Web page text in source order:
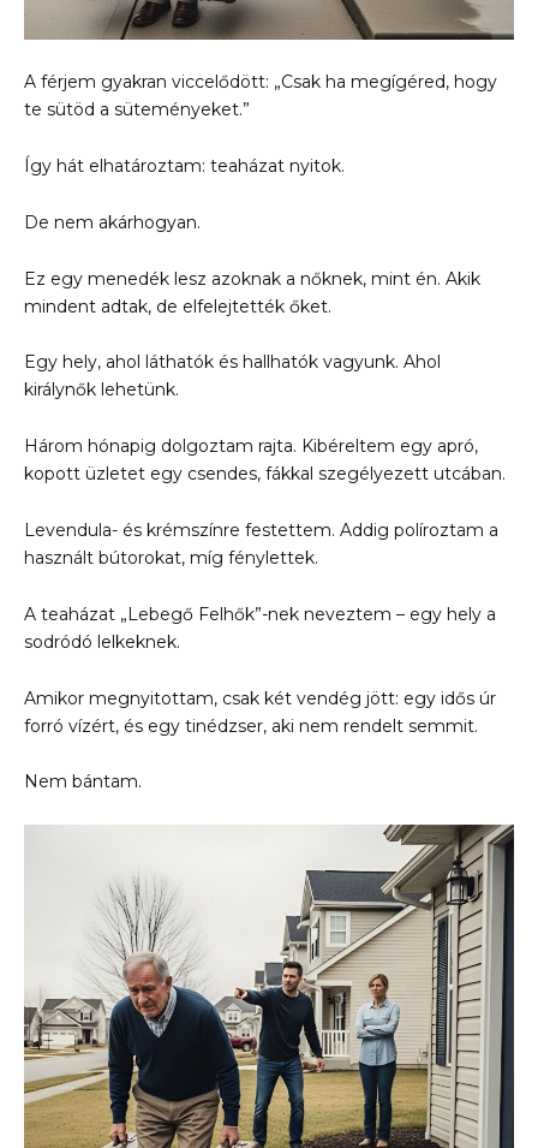
A férjem gyakran viccelődött: „Csak ha megígéred, hogy
te sütöd a süteményeket.”
Így hát elhatároztam: teaházat nyitok.
De nem akárhogyan.
Ez egy menedék lesz azoknak a nőknek, mint én. Akik
mindent adtak, de elfelejtették őket.
Egy hely, ahol láthatók és hallhatók vagyunk. Ahol
királynők lehetünk.
Három hónapig dolgoztam rajta. Kibéreltem egy apró,
kopott üzletet egy csendes, fákkal szegélyezett utcában.
Levendula- és krémszínre festettem. Addig políroztam a
használt bútorokat, míg fénylettek.
A teaházat „Lebegő Felhők”-nek neveztem – egy hely a
sodródó lelkeknek.
Amikor megnyitottam, csak két vendég jött: egy idős úr
forró vízért, és egy tinédzser, aki nem rendelt semmit.
Nem bántam.